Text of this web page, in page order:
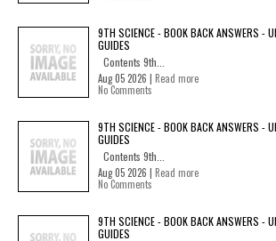
9TH SCIENCE - BOOK BACK ANSWERS -
GUIDES
Contents 9th...
Aug 05 2026 | Read more
No Comments
9TH SCIENCE - BOOK BACK ANSWERS -
GUIDES
Contents 9th...
Aug 05 2026 | Read more
No Comments
9TH SCIENCE - BOOK BACK ANSWERS -
GUIDES